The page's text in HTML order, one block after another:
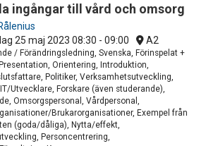
ingångar till vård och omsorg
25 maj 2023 08:30 - 09:00 A2
/ Förändringsledning, Svenska, Förinspelat +
Orientering, Introduktion,
Politiker, Verksamhetsutveckling,
Utvecklare, Forskare (även studerande),
Omsorgspersonal, Vårdpersonal,
Brukarorganisationer, Exempel från
(goda/dåliga), Nytta/effekt,
Personcentrering,